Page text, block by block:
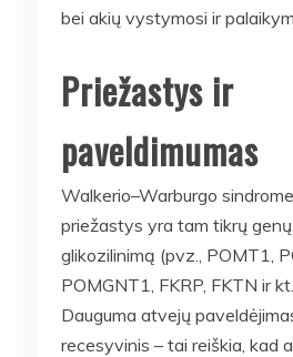
bei akių vystymosi ir
Priežastys ir
paveldimumas
Walkerio–Warburgo
priežastys yra tam tikrų
glikozilinimą (pvz., POMT1,
POMGNT1, FKRP, FKTN ir
Dauguma atvejų
recesyvinis – tai reiškia, kad